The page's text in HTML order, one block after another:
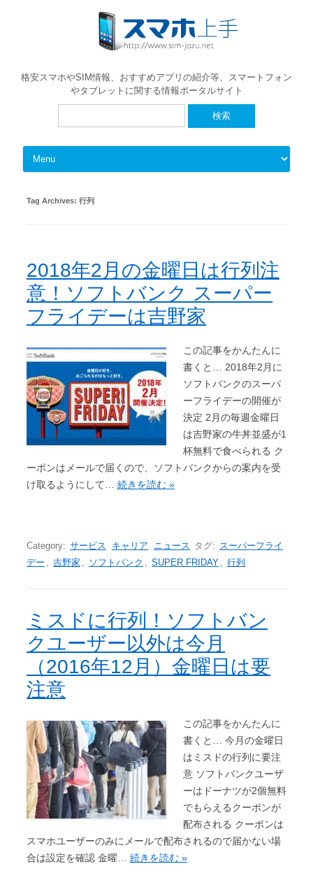
格安スマホやSIM情報、おすすめアプリの紹介等、スマートフォン
やタブレットに関する情報ポータルサイト
Skip to content
Tag Archives: 行列
2018年2月の金曜日は行列注
意！ソフトバンク スーパー
フライデーは吉野家
この記事をかんたんに
書くと… 2018年2月に
ソフトバンクのスーパ
ーフライデーの開催が
決定 2月の毎週金曜日
は吉野家の牛丼並盛が1
杯無料で食べられる ク
ーポンはメールで届くので、ソフトバンクからの案内を受
け取るようにして… 続きを読む »
Category: サービス キャリア ニュース タグ: スーパーフライ
デー , 吉野家 , ソフトバンク , SUPER FRIDAY , 行列
ミスドに行列！ソフトバン
クユーザー以外は今月
（2016年12月）金曜日は要
注意
この記事をかんたんに
書くと… 今月の金曜日
はミスドの行列に要注
意 ソフトバンクユーザ
ーはドーナツが2個無料
でもらえるクーポンが
配布される クーポンは
スマホユーザーのみにメールで配布されるので届かない場
合は設定を確認 金曜… 続きを読む »